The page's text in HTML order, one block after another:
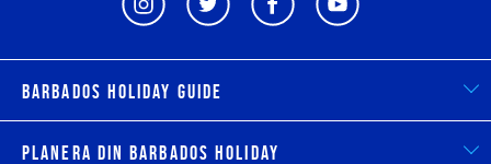
Barbados Holiday Guide
Planera din Barbados Holiday